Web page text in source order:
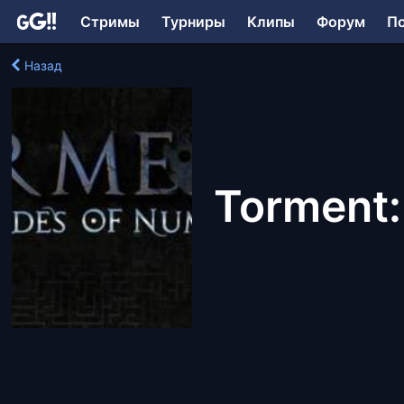
Стримы Турниры Клипы Форум
Назад